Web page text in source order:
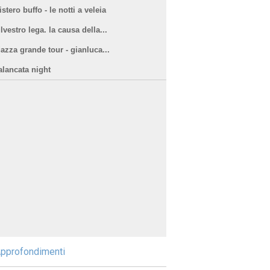
buffo - le notti a veleia
lega. la causa della...
grande tour - gianluca...
night